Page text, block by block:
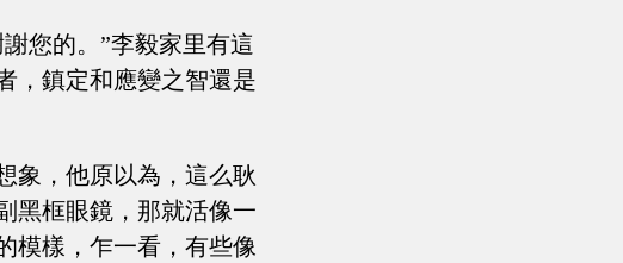
您的。”李毅家里有這
，鎮定和應變之智還是
象，他原以為，這么耿
黑框眼鏡，那就活像一
模樣，乍一看，有些像